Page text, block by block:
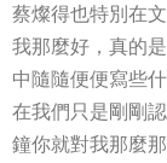
蔡燦得也特別在
我那麼好，真的
中隨隨便便寫些
在我們只是剛剛
鐘你就對我那麼